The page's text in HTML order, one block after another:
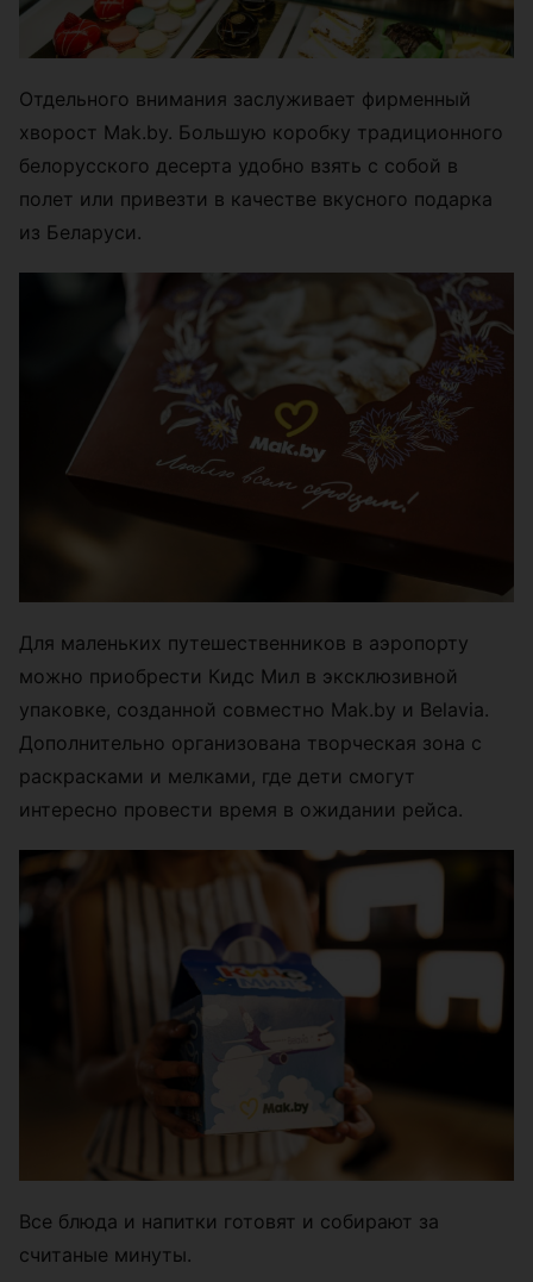
Отдельного внимания заслуживает фирменный
хворост Mak.by. Большую коробку традиционного
белорусского десерта удобно взять с собой в
полет или привезти в качестве вкусного подарка
из Беларуси.
Для маленьких путешественников в аэропорту
можно приобрести Кидс Мил в эксклюзивной
упаковке, созданной совместно Mak.by и Belavia.
Дополнительно организована творческая зона с
раскрасками и мелками, где дети смогут
интересно провести время в ожидании рейса.
Все блюда и напитки готовят и собирают за
считаные минуты.